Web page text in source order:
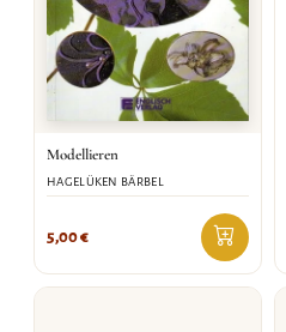
Modellieren
HAGELÜKEN BÄRBEL
5,00€